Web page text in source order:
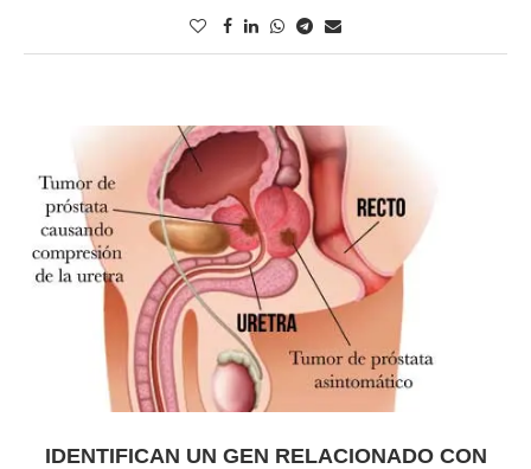
IDENTIFICAN UN GEN RELACIONADO CON